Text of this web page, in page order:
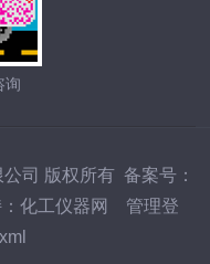
询
司 版权所有 备案号：
化工仪器网
管理登